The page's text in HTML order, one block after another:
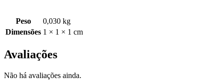
Peso
0,030 kg
Dimensões 1 × 1 × 1 cm
Avaliações
Não há avaliações ainda.